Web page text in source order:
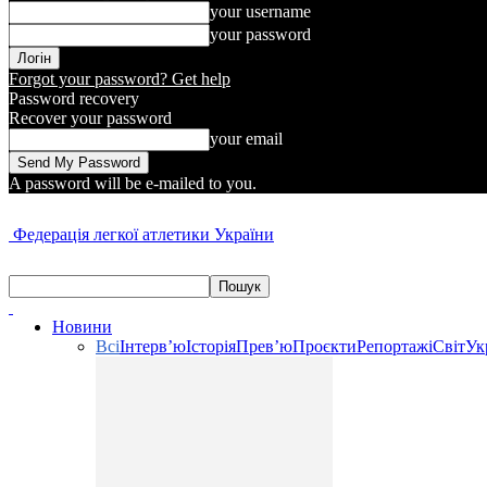
your username
your password
Forgot your password? Get help
Password recovery
Recover your password
your email
A password will be e-mailed to you.
Федерація легкої атлетики України
Новини
ВсіІнтерв’юІсторіяПрев’юПроєктиРепортажіСвіт